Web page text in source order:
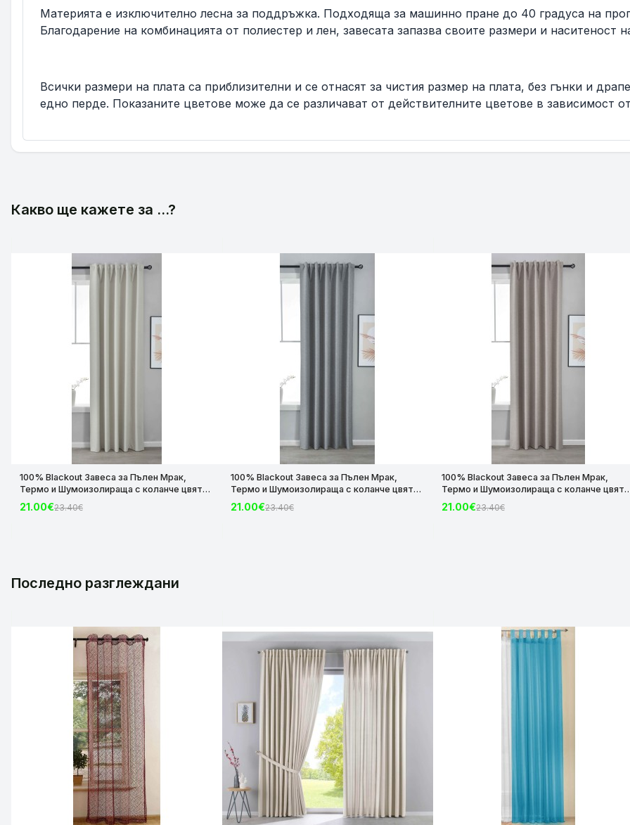
Материята е изключително лесна за поддръжка. Подходяща за машинно пране до 40 градуса на
Благодарение на комбинацията от полиестер и лен, завесата запазва своите размери и наситеност
Всички размери на плата са приблизителни и се отнасят за чистия размер на плата, без гънки и
едно перде. Показаните цветове може да се различават от действителните цветове в зависимост
Какво ще кажете за ...?
100% Blackout Завеса за Пълен Мрак,
Термо и Шумоизолираща с коланче цвят
Крем, 175х140 и 245х140 за Релса и Корниз
код-2023600-004
21.00€23.40€
100% Blackout Завеса за Пълен Мрак,
Термо и Шумоизолираща с коланче цвят
Сив, 175х140 и 245х140 за Релса и Корниз
код-2023600-006
21.00€23.40€
100% Blackout Завеса за Пълен Мрак,
Термо и Шумоизолираща с коланче цвят
Таупе, 175х140 и 245х140 за Релса и Корниз
код-2023600-012
21.00€23.40€
Последно разглеждани